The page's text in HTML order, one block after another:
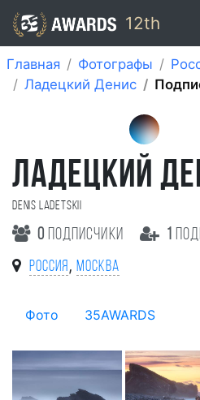
12th
Главная Фотографы
Ладецкий Денис
ЛАДЕЦКИЙ
Denis Ladetskii
0 подписчики 1
Россия , Москва
Фото 35AWARDS